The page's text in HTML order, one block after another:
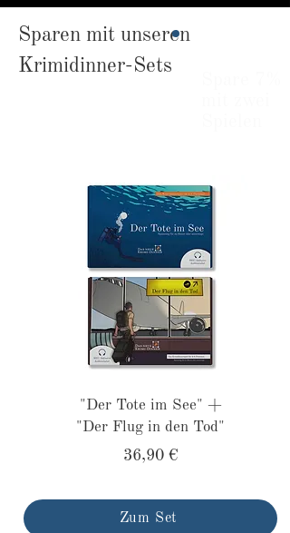
Sparen mit unseren
Krimidinner-Sets
"Der Tote im See" +
"Der Flug in den Tod"
36,90 €
Zum Set